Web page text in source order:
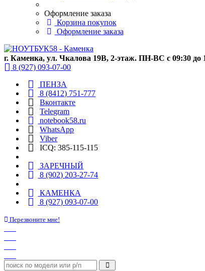
Оформление заказа
Корзина покупок
Оформление заказа
г. Каменка, ул. Чкалова 19В, 2-этаж. ПН-ВС с 09:30 до
8 (927) 093-07-00
ПЕНЗА
8 (8412) 751-777
Вконтакте
Telegram
notebook58.ru
WhatsApp
Viber
ICQ: 385-115-115
ЗАРЕЧНЫЙ
8 (902) 203-27-74
КАМЕНКА
8 (927) 093-07-00
Перезвоните мне!